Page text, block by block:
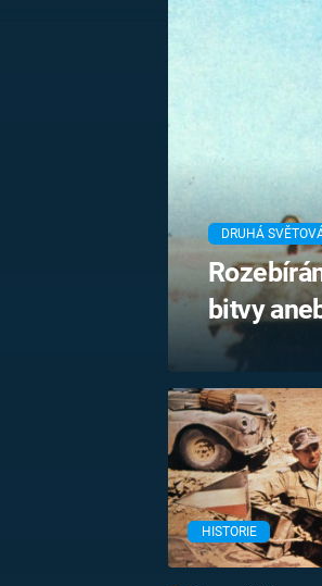
DRUHÁ
bitvy
HISTORIE